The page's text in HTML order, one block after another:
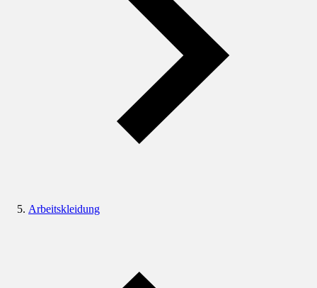
Arbeitskleidung